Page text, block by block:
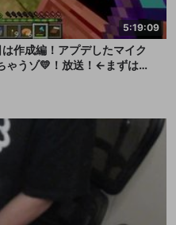
5:19:09
作成編！アプデしたマイク
ゃうゾ💛！放送！←まずは水
びっと